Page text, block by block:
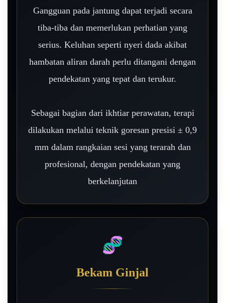
Gangguan pada jantung dapat terjadi secara
tiba-tiba dan memerlukan perhatian yang
serius. Keluhan seperti nyeri dada akibat
hambatan aliran darah perlu ditangani dengan
pendekatan yang tepat dan terukur.
Sebagai bagian dari ikhtiar perawatan, terapi
dilakukan melalui teknik goresan presisi ± 0,9
mm dalam rangkaian sesi yang terarah dan
profesional, dengan pendekatan yang
berkelanjutan
🧬
Bekam Ginjal